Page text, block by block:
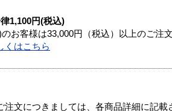
1,100円(税込)
お客様は33,000円（税込）以上のご注
くはこちら
注文につきましては、各商品詳細に記載